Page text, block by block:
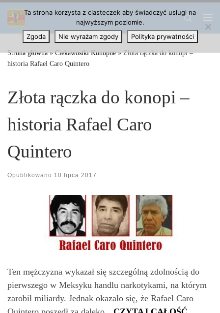
Przejdź do treści
Search
Strona główna » Ciekawostki Konopne » Złota rączka do konopi –
historia Rafael Caro Quintero
Złota rączka do konopi –
historia Rafael Caro
Quintero
Opublikowano 10 lipca 2017
Ten mężczyzna wykazał się szczególną zdolnością do
pierwszego w Meksyku handlu narkotykami, na którym
zarobił miliardy. Jednak okazało się, że Rafael Caro
Ta strona korzysta z ciasteczek aby świadczyć usługi na
najwyższym poziomie.
Zgoda
Nie wyrażam zgody Polityka prywatności